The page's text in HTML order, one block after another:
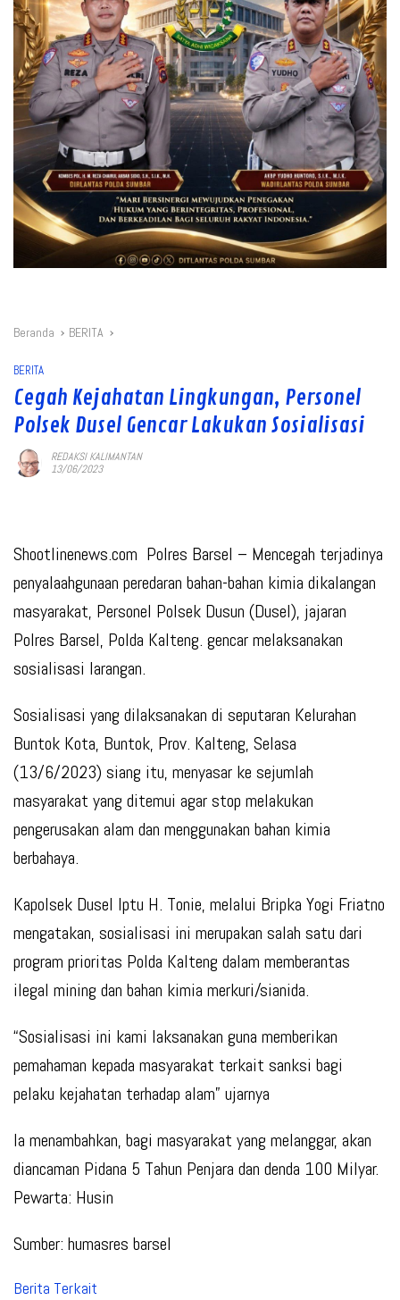
Beranda BERITA
BERITA
Cegah Kejahatan Lingkungan, Personel
Polsek Dusel Gencar Lakukan Sosialisasi
REDAKSI KALIMANTAN
13/06/2023
Shootlinenews.com Polres Barsel – Mencegah terjadinya
penyalaahgunaan peredaran bahan-bahan kimia dikalangan
masyarakat, Personel Polsek Dusun (Dusel), jajaran
Polres Barsel, Polda Kalteng. gencar melaksanakan
sosialisasi larangan.
Sosialisasi yang dilaksanakan di seputaran Kelurahan
Buntok Kota, Buntok, Prov. Kalteng, Selasa
(13/6/2023) siang itu, menyasar ke sejumlah
masyarakat yang ditemui agar stop melakukan
pengerusakan alam dan menggunakan bahan kimia
berbahaya.
Kapolsek Dusel Iptu H. Tonie, melalui Bripka Yogi Friatno
mengatakan, sosialisasi ini merupakan salah satu dari
program prioritas Polda Kalteng dalam memberantas
ilegal mining dan bahan kimia merkuri/sianida.
“Sosialisasi ini kami laksanakan guna memberikan
pemahaman kepada masyarakat terkait sanksi bagi
pelaku kejahatan terhadap alam” ujarnya
Ia menambahkan, bagi masyarakat yang melanggar, akan
diancaman Pidana 5 Tahun Penjara dan denda 100 Milyar.
Pewarta: Husin
Sumber: humasres barsel
Berita Terkait